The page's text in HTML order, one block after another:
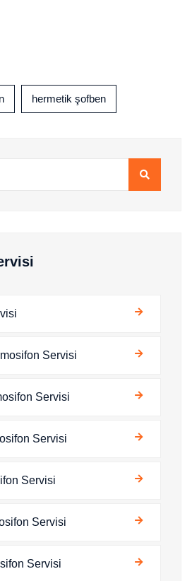
hermetik şofben
Servisi
Servisi
Servisi
Servisi
Servisi
Servisi